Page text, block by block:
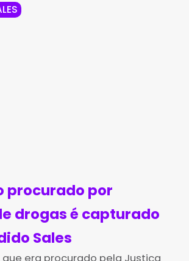
procurado por
drogas é capturado
Sales